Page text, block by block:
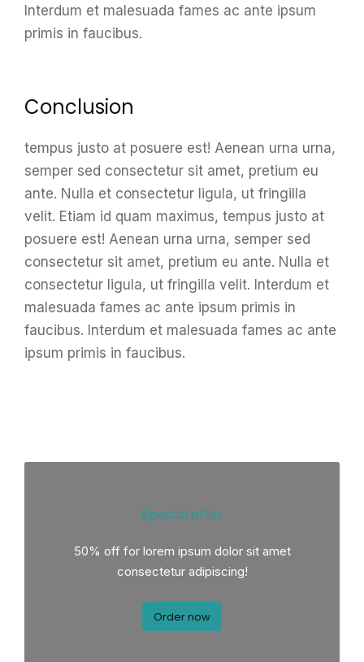
Interdum et malesuada fames ac ante ipsum
primis in faucibus.
Conclusion
tempus justo at posuere est! Aenean urna urna,
semper sed consectetur sit amet, pretium eu
ante. Nulla et consectetur ligula, ut fringilla
velit. Etiam id quam maximus, tempus justo at
posuere est! Aenean urna urna, semper sed
consectetur sit amet, pretium eu ante. Nulla et
consectetur ligula, ut fringilla velit. Interdum et
malesuada fames ac ante ipsum primis in
faucibus. Interdum et malesuada fames ac ante
ipsum primis in faucibus.
Special offer
50% off for lorem ipsum dolor sit amet
consectetur adipiscing!
Order now